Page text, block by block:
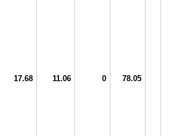
17.68 11.06 0 78.05